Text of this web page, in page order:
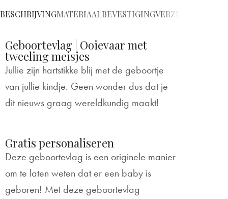
BESCHRIJVINGMATERIAALBEVESTIGINGVERZENDING
Geboortevlag | Ooievaar met
tweeling meisjes
Jullie zijn hartstikke blij met de geboortje
van jullie kindje. Geen wonder dus dat je
dit nieuws graag wereldkundig maakt!
Gratis personaliseren
Deze geboortevlag is een originele manier
om te laten weten dat er een baby is
geboren! Met deze geboortevlag